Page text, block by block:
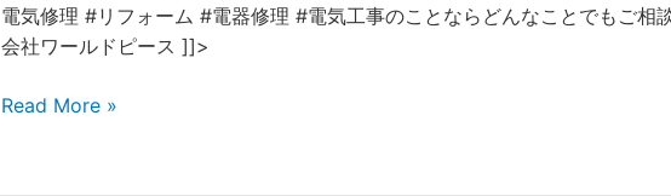
電気修理 #リフォーム #電器修理 #電気工事のことならどんなことでもご相
会社ワールドピース ]]>
Read More »